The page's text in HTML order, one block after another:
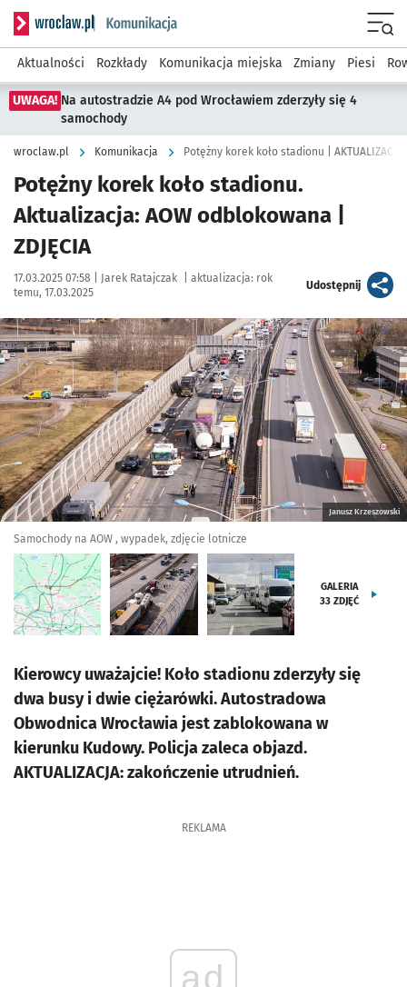
Serwis informacyjny wroclaw.pl podserwis: Komunikacja
Aktualności Rozkłady Komunikacja miejska Zmiany Piesi
UWAGA! Na autostradzie A4 pod Wrocławiem zderzyły się 4
samochody
wroclaw.pl Komunikacja Potężny korek koło stadionu | AKTUALIZACJA
Potężny korek koło stadionu.
Aktualizacja: AOW odblokowana |
ZDJĘCIA
Data publikacji:
17.03.2025 07:58 | Autor:
Jarek Ratajczak aktualizacja: rok
temu, 17.03.2025
Udostępnijartykuł
Kliknij, aby zobaczyć galerię
Janusz Krzeszowski
Samochody na AOW , wypadek, zdjęcie lotnicze
GALERIA
33 ZDJĘĆ
Kierowcy uważajcie! Koło stadionu zderzyły się
dwa busy i dwie ciężarówki. Autostradowa
Obwodnica Wrocławia jest zablokowana w
kierunku Kudowy. Policja zaleca objazd.
AKTUALIZACJA: zakończenie utrudnień.
REKLAMA
ad